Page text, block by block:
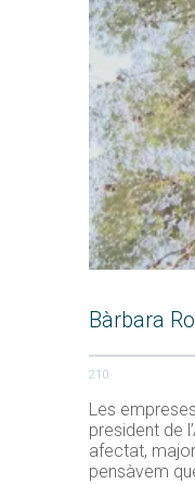
Bàrbara
210
Les
president de
afectat,
pensàvem